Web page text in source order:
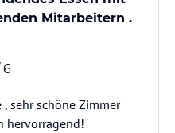
Mitarbeitern .
6
sehr schöne Zimmer
hervorragend!